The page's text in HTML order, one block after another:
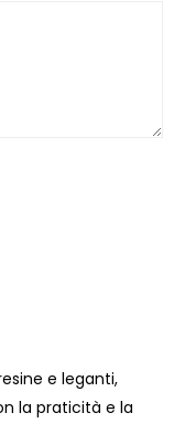
e leganti,
la praticità e la